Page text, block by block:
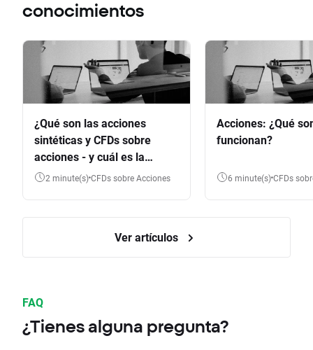
conocimientos
¿Qué son las acciones
sintéticas y CFDs sobre
acciones - y cuál es la
diferencia?
2 minute(s) CFDs sobre Acciones
Acciones: ¿Qué
funcionan?
6 minute(s) CFDs
Ver artículos
FAQ
¿Tienes alguna pregunta?